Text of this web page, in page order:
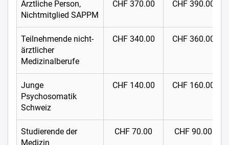
Ärztliche Person,
Nichtmitglied SAPPM
CHF 370.00 CHF 390.00
Teilnehmende nicht-
ärztlicher
Medizinalberufe
CHF 340.00 CHF 360.00
Junge
Psychosomatik
Schweiz
CHF 140.00 CHF 160.00
Studierende der
Medizin
CHF 70.00 CHF 90.00